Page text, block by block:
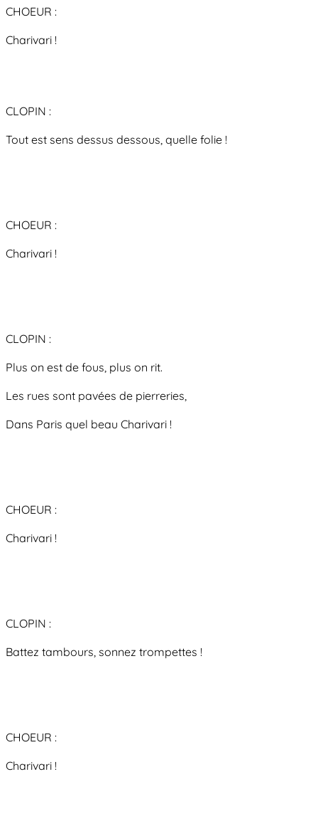
CHOEUR :
Charivari !
CLOPIN :
Tout est sens dessus dessous, quelle folie !
CHOEUR :
Charivari !
CLOPIN :
Plus on est de fous, plus on rit.
Les rues sont pavées de pierreries,
Dans Paris quel beau Charivari !
CHOEUR :
Charivari !
CLOPIN :
Battez tambours, sonnez trompettes !
CHOEUR :
Charivari !